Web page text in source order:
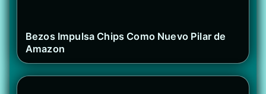
Bezos Impulsa Chips Como Nuevo Pilar de
Amazon